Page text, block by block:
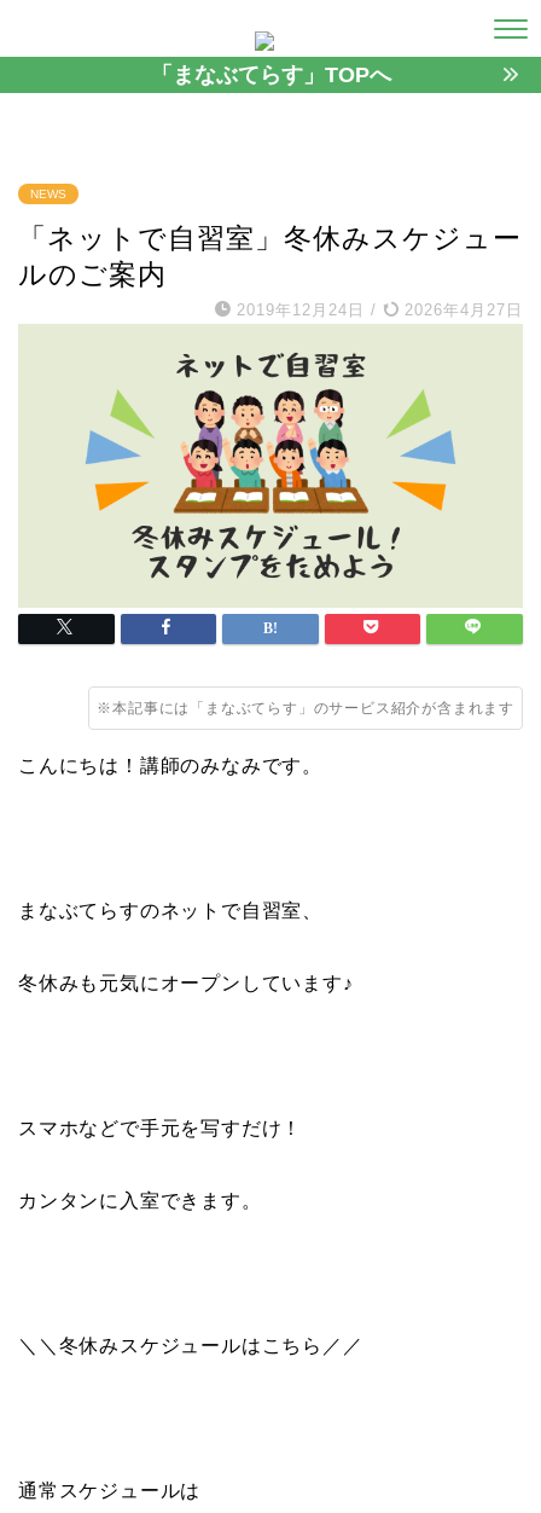
「まなぶてらす」TOPへ
NEWS
「ネットで自習室」冬休みスケジュー
ルのご案内
2019年12月24日 / 2026年4月27日
※本記事には「まなぶてらす」のサービス紹介が含まれます
こんにちは！講師のみなみです。
まなぶてらすのネットで自習室、
冬休みも元気にオープンしています♪
スマホなどで手元を写すだけ！
カンタンに入室できます。
＼＼冬休みスケジュールはこちら／／
通常スケジュールは